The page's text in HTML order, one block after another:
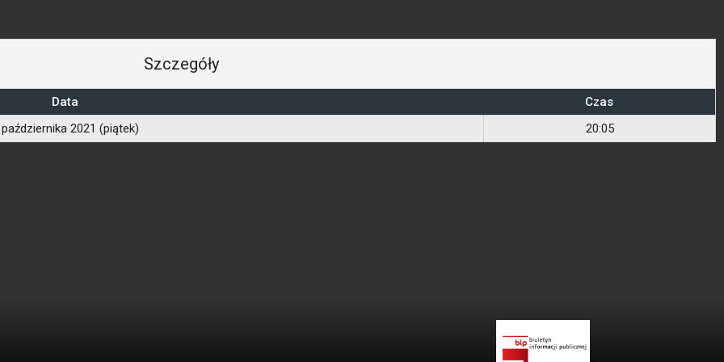
Szczegóły
Data
Czas
2021 (piątek)
20:05